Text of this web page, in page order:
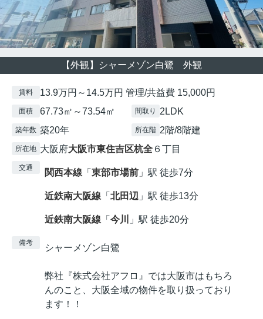
【外観】シャーメゾン白鷺 外観
賃料 13.9万円～14.5万円 管理/共益費 15,000円
面積 67.73㎡～73.54㎡ 間取り 2LDK
築年数 築20年 所在階 2階/8階建
所在地 大阪府大阪市東住吉区杭全 ６丁目
交通 関西本線 「 東部市場前 」駅 徒歩7分
近鉄南大阪線 「 北田辺 」駅 徒歩13分
近鉄南大阪線 「 今川 」駅 徒歩20分
備考 シャーメゾン白鷺
弊社『株式会社アフロ』では大阪市はもちろ
んのこと、大阪全域の物件を取り扱っており
ます！！